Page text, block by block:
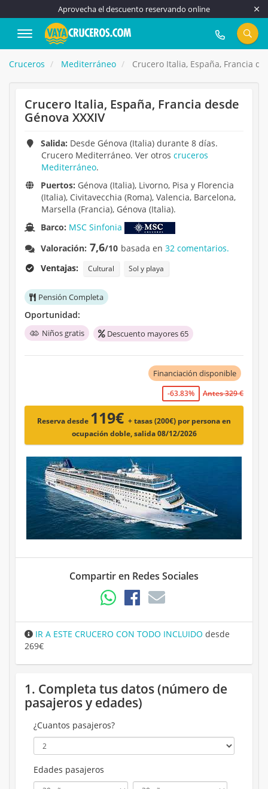
Aprovecha el descuento reservando online
917 815 555
Cruceros Mediterráneo Crucero Italia, España, Francia
Crucero Italia, España, Francia desde
Génova XXXIV
Salida: Desde Génova (Italia) durante 8 días.
Crucero Mediterráneo. Ver otros cruceros
Mediterráneo.
Puertos: Génova (Italia), Livorno, Pisa y Florencia
(Italia), Civitavecchia (Roma), Valencia, Barcelona,
Marsella (Francia), Génova (Italia).
Barco: MSC Sinfonia
Valoración: 7,6/10 basada en32 comentarios.
Ventajas:
Cultural Sol y playa
Pensión Completa
Oportunidad:
Niños gratis Descuento mayores 65
Financiación disponible
-63.83% Antes 329 €
Reserva desde 119€ + tasas (200€) por persona en
ocupación doble, salida 08/12/2026
Compartir en Redes Sociales
IR A ESTE CRUCERO CON TODO INCLUIDO desde
269€
1. Completa tus datos (número de
pasajeros y edades)
¿Cuantos pasajeros?
Edades pasajeros